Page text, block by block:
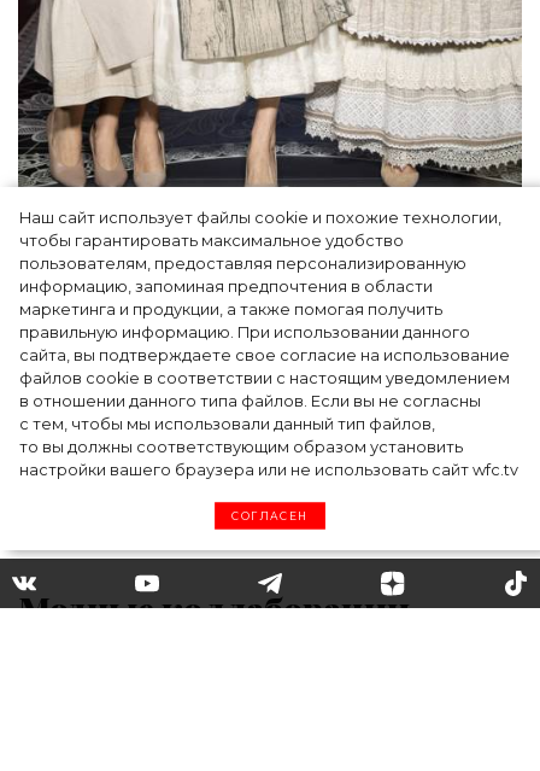
Наш сайт использует файлы cookie и похожие технологии,
чтобы гарантировать максимальное удобство
пользователям, предоставляя персонализированную
информацию, запоминая предпочтения в области
маркетинга и продукции, а также помогая получить
правильную информацию. При использовании данного
сайта, вы подтверждаете свое согласие на использование
файлов cookie в соответствии с настоящим уведомлением
в отношении данного типа файлов. Если вы не согласны
с тем, чтобы мы использовали данный тип файлов,
то вы должны соответствующим образом установить
настройки вашего браузера или не использовать сайт wfc.tv
СОГЛАСЕН
Как Ульяновск стал столицей российской
моды на два дня — Подиум, байеры и 100
млн рублей договорённостей: что
случилось на форуме в Ульяновске
Модные коллаборации